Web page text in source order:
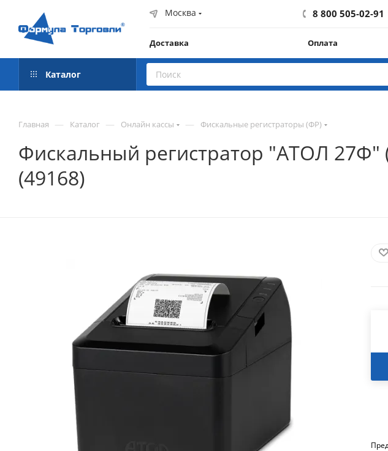
Москва 8 800 505-02-91
Доставка Оплата
Каталог
Главная — Каталог — Онлайн кассы — Фискальные регистраторы (ФР)
Фискальный регистратор "АТОЛ 27Ф"
(49168)